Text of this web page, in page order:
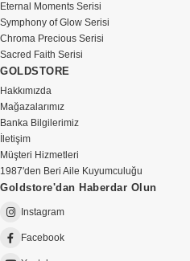
Eternal Moments Serisi
Symphony of Glow Serisi
Chroma Precious Serisi
Sacred Faith Serisi
GOLDSTORE
Hakkımızda
Mağazalarımız
Banka Bilgilerimiz
İletişim
Müşteri Hizmetleri
1987'den Beri Aile Kuyumculuğu
Goldstore'dan Haberdar Olun
Instagram
Facebook